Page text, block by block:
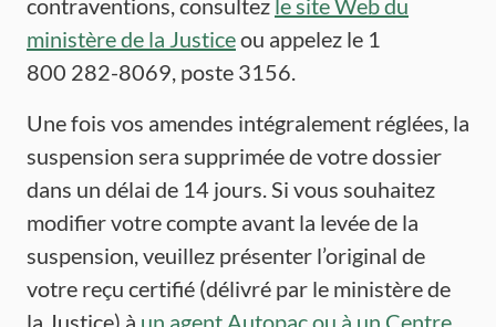
contraventions, consultez le site Web du
ministère de la Justiceou appelez le 1
800 282-8069, poste 3156.
Une fois vos amendes intégralement réglées, la
suspension sera supprimée de votre dossier
dans un délai de 14 jours. Si vous souhaitez
modifier votre compte avant la levée de la
suspension, veuillez présenter l’original de
votre reçu certifié (délivré par le ministère de
la Justice) à un agent Autopac ou à un Centre